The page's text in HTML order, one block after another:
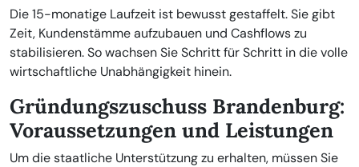
Die 15-monatige Laufzeit ist bewusst gestaffelt. Sie gibt
Zeit, Kundenstämme aufzubauen und Cashflows zu
stabilisieren. So wachsen Sie Schritt für Schritt in die volle
wirtschaftliche Unabhängigkeit hinein.
Gründungszuschuss Brandenburg:
Voraussetzungen und Leistungen
Um die staatliche Unterstützung zu erhalten, müssen Sie